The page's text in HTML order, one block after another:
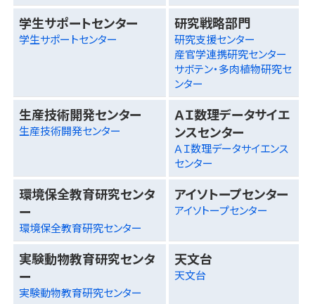
学生サポートセンター
学生サポートセンター
研究戦略部門
研究支援センター
産官学連携研究センター
サボテン・多肉植物研究セ
ンター
生産技術開発センター
生産技術開発センター
ＡＩ数理データサイエ
ンスセンター
ＡＩ数理データサイエンス
センター
環境保全教育研究センタ
ー
環境保全教育研究センター
アイソトープセンター
アイソトープセンター
実験動物教育研究センタ
ー
実験動物教育研究センター
天文台
天文台